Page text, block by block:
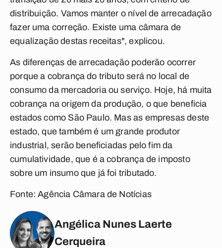
distribuição. Vamos manter o nível de arrecadação
fazer uma correção. Existe uma câmara de
equalização destas receitas", explicou.
As diferenças de arrecadação poderão ocorrer
porque a cobrança do tributo será no local de
consumo da mercadoria ou serviço. Hoje, há muita
cobrança na origem da produção, o que beneficia
estados como São Paulo. Mas as empresas deste
estado, que também é um grande produtor
industrial, serão beneficiadas pelo fim da
cumulatividade, que é a cobrança de imposto
sobre um insumo que já foi tributado.
Fonte: Agência Câmara de Notícias
Angélica Nunes Laerte
Cerqueira